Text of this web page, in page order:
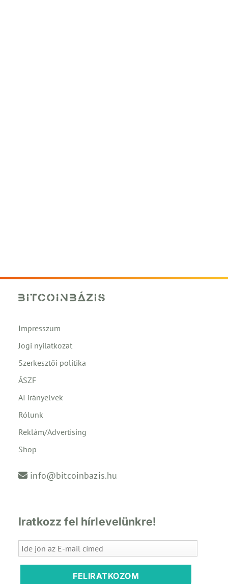
Impresszum
Jogi nyilatkozat
Szerkesztői politika
ÁSZF
AI irányelvek
Rólunk
Reklám/Advertising
Shop
info@bitcoinbazis.hu
Iratkozz fel hírlevelünkre!
FELIRATKOZOM